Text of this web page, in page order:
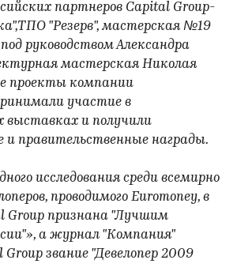
партнеров Capital Group-
"Резерв", мастерская №19
руководством Александра
мастерская Николая
проекты компании
участие в
и получили
правительственные награды.
исследования среди всемирно
проводимого Euromoney, в
Group признана "Лучшим
а журнал "Компания"
звание "Девелопер 2009